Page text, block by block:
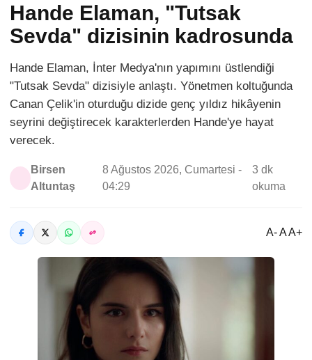
Hande Elaman, "Tutsak
Sevda" dizisinin kadrosunda
Hande Elaman, İnter Medya'nın yapımını üstlendiği
"Tutsak Sevda" dizisiyle anlaştı. Yönetmen koltuğunda
Canan Çelik'in oturduğu dizide genç yıldız hikâyenin
seyrini değiştirecek karakterlerden Hande'ye hayat
verecek.
Birsen
Altuntaş
8 Ağustos 2026, Cumartesi -
04:29
3 dk
okuma
A- A A+